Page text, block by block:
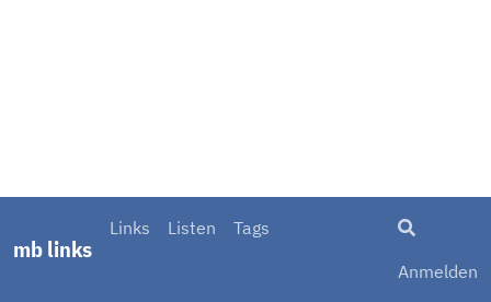
mb links
Links Listen Tags
Anmelden